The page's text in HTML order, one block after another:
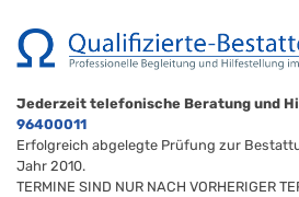
Jederzeit telefonische Beratung und
96400011
Erfolgreich abgelegte Prüfung zur
Jahr 2010.
TERMINE SIND NUR NACH VORHERIGER